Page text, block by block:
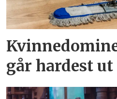
går hardest ut